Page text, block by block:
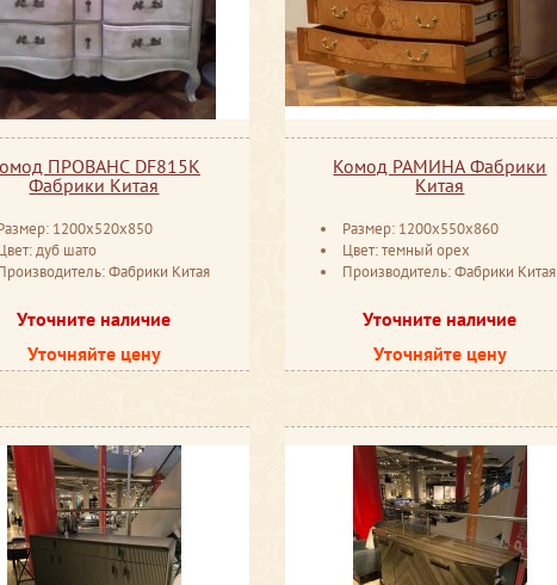
ПРОВАНС DF815К
Фабрики Китая
1200x520x850
дуб шато
Фабрики Китая
Уточните наличие
Уточняйте цену
Комод РАМИНА Фабрики
Китая
Размер: 1200x550x860
Цвет: темный орех
Производитель: Фабрики Китая
Уточните наличие
Уточняйте цену